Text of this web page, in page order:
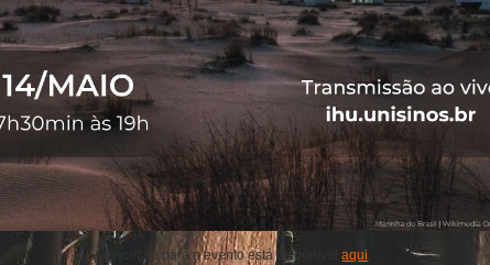
A inscrição para o evento está disponívelaqui